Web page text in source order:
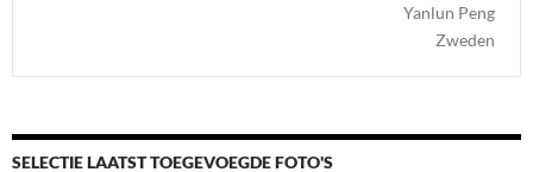
Yanlun Peng
Zweden
SELECTIE LAATST TOEGEVOEGDE FOTO'S